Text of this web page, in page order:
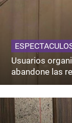
Usuarios
abandone las